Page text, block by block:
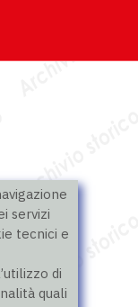
servizi
tecnici e
di
quali